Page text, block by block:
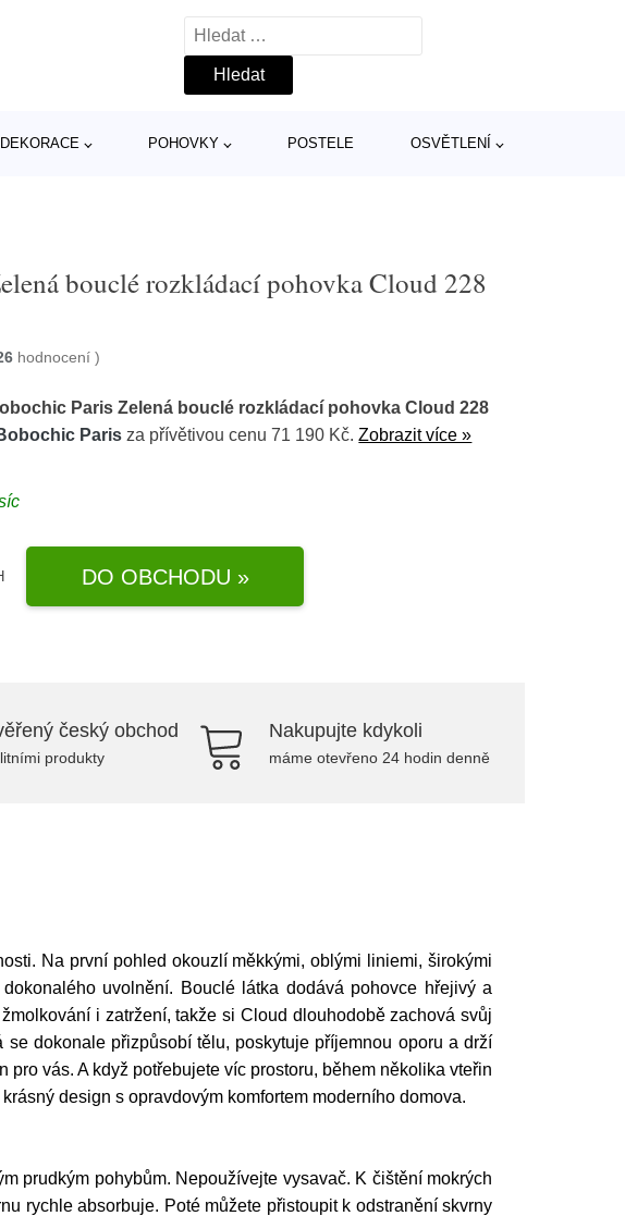
Vyhledávání
POHOVKY POSTELE OSVĚTLENÍ
bouclé rozkládací pohovka Cloud 228
hodnocení)
Paris Zelená bouclé rozkládací pohovka Cloud 228
Paris za přívětivou cenu 71 190 Kč.Zobrazit více »
DO OBCHODU »
český obchod
produkty
Nakupujte kdykoli
máme otevřeno 24 hodin denně
Na první pohled okouzlí měkkými, oblými liniemi, širokými
uvolnění. Bouclé látka dodává pohovce hřejivý a
i zatržení, takže si Cloud dlouhodobě zachová svůj
dokonale přizpůsobí tělu, poskytuje příjemnou oporu a drží
vás. A když potřebujete víc prostoru, během několika vteřin
design s opravdovým komfortem moderního domova.
prudkým pohybům. Nepoužívejte vysavač. K čištění mokrých
rychle absorbuje. Poté můžete přistoupit k odstranění skvrny